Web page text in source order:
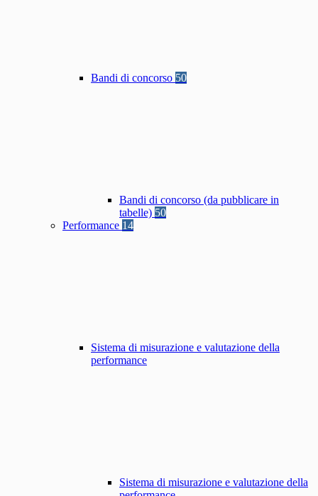
Bandi di concorso 50
Bandi di concorso (da pubblicare in
tabelle) 50
Performance 14
Sistema di misurazione e valutazione della
performance
Sistema di misurazione e valutazione della